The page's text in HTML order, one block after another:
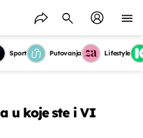
Sport Putovanja Lifestyle
u koje ste i VI